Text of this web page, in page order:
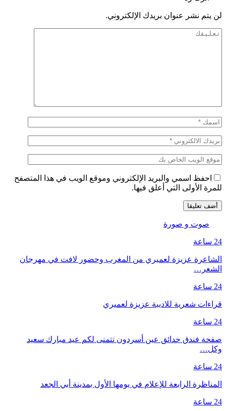
لن يتم نشر عنوان بريدك الإلكتروني.
احفظ اسمي والبريد الإلكتروني وموقع الويب في هذا المتصفح
للمرة الأولى التي أعلق فيها.
صوت و صورة
24 ساعة
الشاعرة عزيزة لعميري من المغرب وحضور لافت في مهرجان
الشعر…
24 ساعة
قراءات شعرية للاديبة عزيزة لعميري
24 ساعة
صفحة فندق حدائق عين أسردون تتمنى لكم عيد مبارك سعيد
وكل…
24 ساعة
المناظرة الرابعة للإعلام في يومها الأول بمدينة أبي الجعد
24 ساعة